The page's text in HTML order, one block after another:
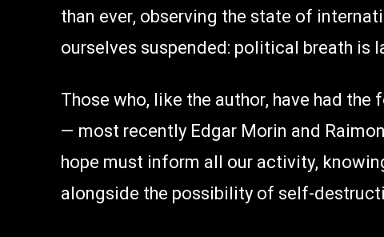
than ever, observing the state of
ourselves suspended: political breath is
Those who, like the author, have had
— most recently Edgar Morin and
hope must inform all our activity,
alongside the possibility of self-